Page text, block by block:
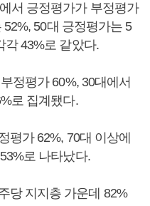
서 긍정평가가 부정평가
50대 긍정평가는 5
각 43%로 같았다.
정평가 60%, 30대에서
로 집계됐다.
평가 62%, 70대 이상에
로 나타났다.
당 지지층 가운데 82%